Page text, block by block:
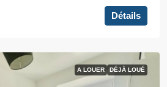
Détails
A LOUER DÉJÀ LOUÉ